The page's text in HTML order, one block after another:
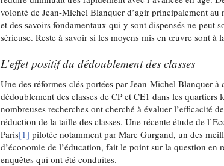
volonté de Jean-Michel Blanquer d’agir principalement au
et des savoirs fondamentaux qui y sont dispensés ne peut
sérieuse. Reste à savoir si les moyens mis en œuvre sont à
L’effet positif du dédoublement des classes
Une des réformes-clés portées par Jean-Michel Blanquer à
dédoublement des classes de CP et CE1 dans les quartiers
nombreuses recherches ont cherché à évaluer l’efficacité
réduction de la taille des classes. Une récente étude de
Paris[1] pilotée notamment par Marc Gurgand, un des
d’économie de l’éducation, fait le point sur la question en
enquêtes qui ont été conduites.